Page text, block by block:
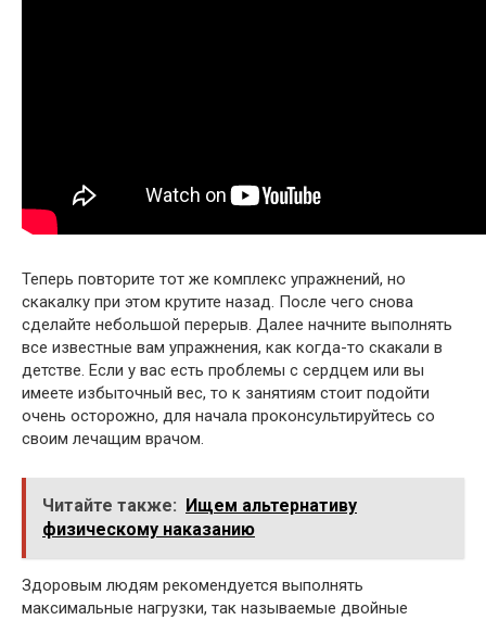
Теперь повторите тот же комплекс упражнений, но
скакалку при этом крутите назад. После чего снова
сделайте небольшой перерыв. Далее начните выполнять
все известные вам упражнения, как когда-то скакали в
детстве. Если у вас есть проблемы с сердцем или вы
имеете избыточный вес, то к занятиям стоит подойти
очень осторожно, для начала проконсультируйтесь со
своим лечащим врачом.
Читайте также:
Ищем альтернативу
физическому наказанию
Здоровым людям рекомендуется выполнять
максимальные нагрузки, так называемые двойные